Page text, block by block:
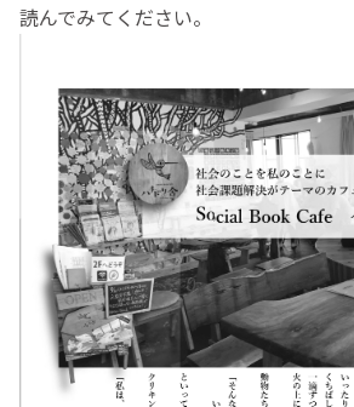
読んでみてください。